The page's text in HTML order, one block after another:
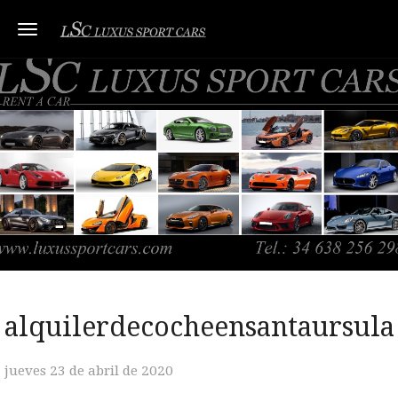
Toggle navigation
alquilerdecocheensantaursula
jueves 23 de abril de 2020